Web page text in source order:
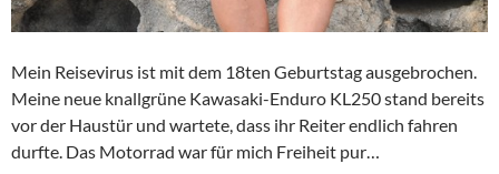
Mein Reisevirus ist mit dem 18ten Geburtstag ausgebrochen.
Meine neue knallgrüne Kawasaki-Enduro KL250 stand bereits
vor der Haustür und wartete, dass ihr Reiter endlich fahren
durfte. Das Motorrad war für mich Freiheit pur…